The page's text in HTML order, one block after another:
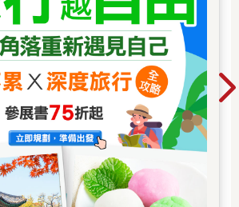
心推薦日本咖啡師朋友開的窄窄咖啡廳
酒廠WBB 不到兩張褟褟米大小的空間中。
爺爺年輕時流行的圓框眼鏡、詩人的苦痛
，那都是人生裡根本不曾經歷過也離日常
。不過，嚮往這些非必要似乎又是必須
減輕人們總活得那麼物質與現實的悵然。
場上的老東西，成了文青來柏林的必須：
市場Mauerpark； 必須上Arkonaplatz 遠離
看老人賣自家舊物；雨天則是必逛室內跳